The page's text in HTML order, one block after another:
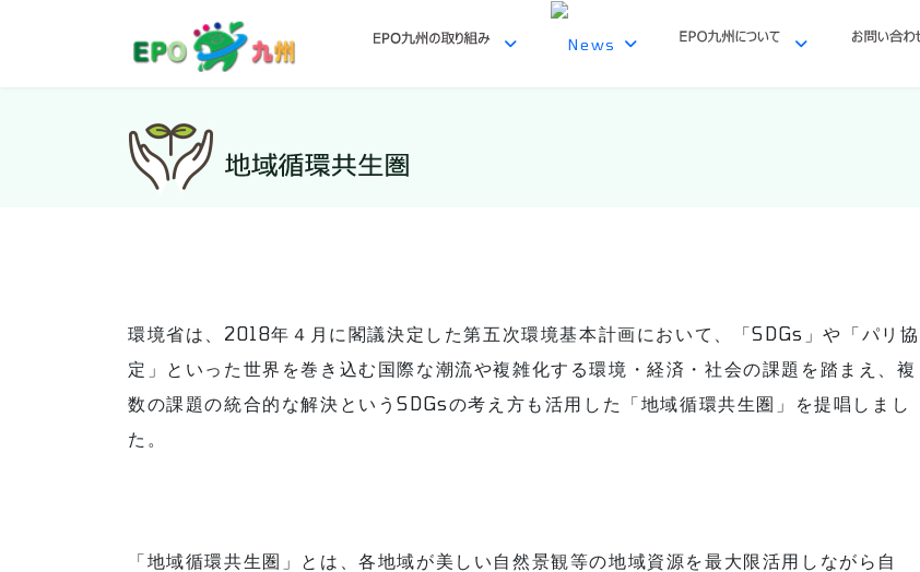
環境省は、2018年４月に閣議決定した第五次環境基本計画において、「SDGs」や「パリ協
定」といった世界を巻き込む国際な潮流や複雑化する環境・経済・社会の課題を踏まえ、複
数の課題の統合的な解決というSDGsの考え方も活用した「地域循環共生圏」を提唱しまし
た。
「地域循環共生圏」とは、各地域が美しい自然景観等の地域資源を最大限活用しながら自